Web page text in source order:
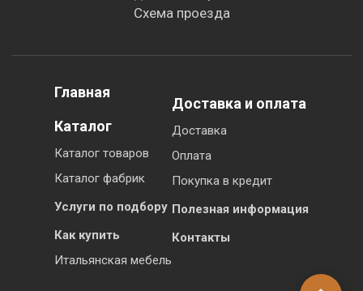
Схема проезда
Главная
Каталог
Каталог товаров
Каталог фабрик
Услуги по подбору
Как купить
Итальянская мебель
Доставка и оплата
Доставка
Оплата
Покупка в кредит
Полезная информация
Контакты